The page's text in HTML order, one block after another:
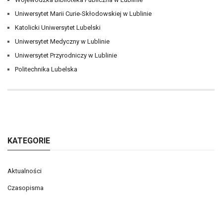
Uniwersytet Marii Curie-Skłodowskiej w Lublinie
Katolicki Uniwersytet Lubelski
Uniwersytet Medyczny w Lublinie
Uniwersytet Przyrodniczy w Lublinie
Politechnika Lubelska
KATEGORIE
Aktualności
Czasopisma